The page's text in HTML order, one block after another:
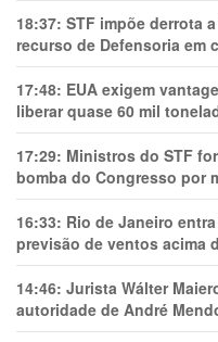
18:37: STF impõe derrota
recurso de Defensoria em
17:48: EUA exigem
liberar quase 60 mil
17:29: Ministros do STF
bomba do Congresso por
16:33: Rio de Janeiro entra
previsão de ventos acima
14:46: Jurista Wálter
autoridade de André